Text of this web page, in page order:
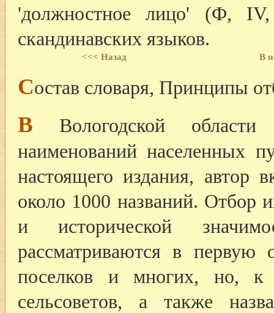
'должностное лицо' (Ф,
скандинавских языков.
<<< Назад В
Состав словаря, Принципы
В Вологодской области
наименований населенных
настоящего издания, автор
около 1000 названий. Отбор
и исторической
рассматриваются в первую
поселков и многих, но, к
сельсоветов, а также